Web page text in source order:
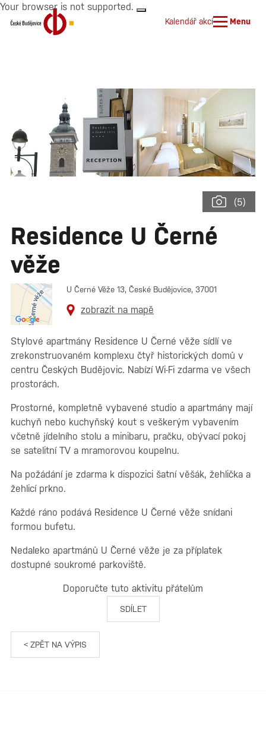
Your browser is not supported.
Kalendář akcí Menu
(5)
Residence U Černé
věže
U Černé Věže 13, České Budějovice, 37001
zobrazit na mapě
Stylové apartmány Residence U Černé věže sídlí ve
zrekonstruovaném komplexu čtyř historických domů v
centru Českých Budějovic. Nabízí Wi-Fi zdarma ve všech
prostorách.
Prostorné, kompletně vybavené studio a apartmány mají
kuchyň nebo kuchyňský kout s veškerým vybavením
včetně jídelního stolu a minibaru, pračku, obývací pokoj
se satelitní TV a mramorovou koupelnu.
Na požádání je zdarma k dispozici šatní věšák, žehlička a
žehlicí prkno.
Každé ráno podává Residence U Černé věže snídani
formou bufetu.
Nedaleko apartmánů U Černé věže je za příplatek
dostupné soukromé parkoviště.
Doporučte tuto aktivitu přátelům
SDÍLET
< ZPĚT NA VÝPIS